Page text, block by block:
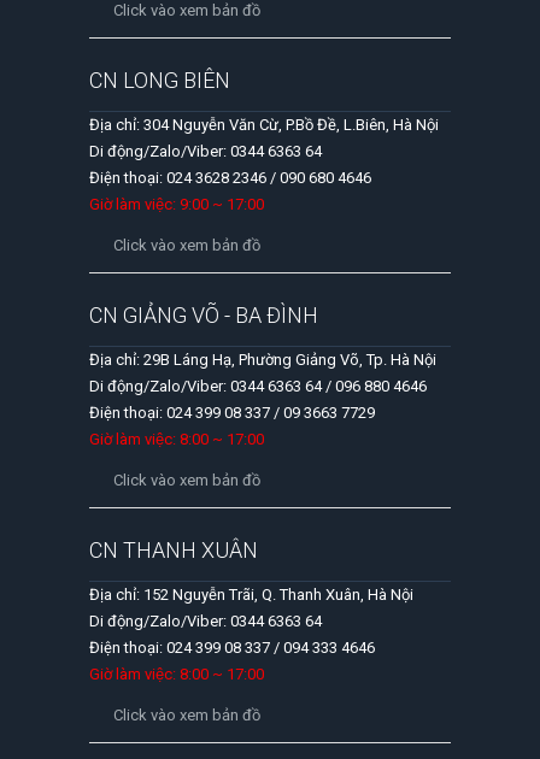
Click vào xem bản đồ
CN LONG BIÊN
Địa chỉ: 304 Nguyễn Văn Cừ, P.Bồ Đề, L.Biên, Hà Nội
Di động/Zalo/Viber: 0344 6363 64
Điện thoại: 024 3628 2346 / 090 680 4646
Giờ làm việc: 9:00 ~ 17:00
Click vào xem bản đồ
CN GIẢNG VÕ - BA ĐÌNH
Địa chỉ: 29B Láng Hạ, Phường Giảng Võ, Tp. Hà Nội
Di động/Zalo/Viber: 0344 6363 64 / 096 880 4646
Điện thoại: 024 399 08 337 / 09 3663 7729
Giờ làm việc: 8:00 ~ 17:00
Click vào xem bản đồ
CN THANH XUÂN
Địa chỉ: 152 Nguyễn Trãi, Q. Thanh Xuân, Hà Nội
Di động/Zalo/Viber: 0344 6363 64
Điện thoại: 024 399 08 337 / 094 333 4646
Giờ làm việc: 8:00 ~ 17:00
Click vào xem bản đồ